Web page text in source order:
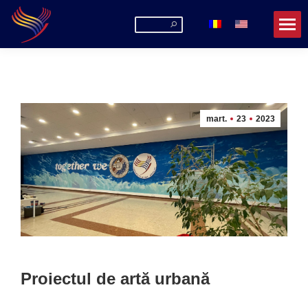
Search:
mart. 23 2023
Proiectul de artă urbană